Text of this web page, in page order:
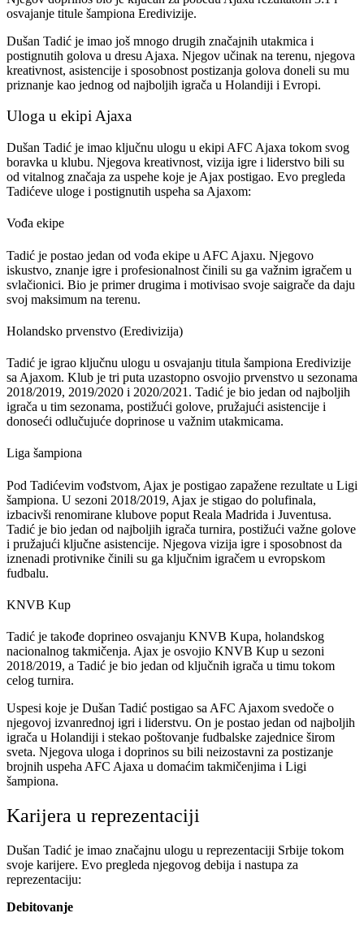
osvajanje titule šampiona Eredivizije.
Dušan Tadić je imao još mnogo drugih značajnih utakmica i
postignutih golova u dresu Ajaxa. Njegov učinak na terenu, njegova
kreativnost, asistencije i sposobnost postizanja golova doneli su mu
priznanje kao jednog od najboljih igrača u Holandiji i Evropi.
Uloga u ekipi Ajaxa
Dušan Tadić je imao ključnu ulogu u ekipi AFC Ajaxa tokom svog
boravka u klubu. Njegova kreativnost, vizija igre i liderstvo bili su
od vitalnog značaja za uspehe koje je Ajax postigao. Evo pregleda
Tadićeve uloge i postignutih uspeha sa Ajaxom:
Vođa ekipe
Tadić je postao jedan od vođa ekipe u AFC Ajaxu. Njegovo
iskustvo, znanje igre i profesionalnost činili su ga važnim igračem u
svlačionici. Bio je primer drugima i motivisao svoje saigrače da daju
svoj maksimum na terenu.
Holandsko prvenstvo (Eredivizija)
Tadić je igrao ključnu ulogu u osvajanju titula šampiona Eredivizije
sa Ajaxom. Klub je tri puta uzastopno osvojio prvenstvo u sezonama
2018/2019, 2019/2020 i 2020/2021. Tadić je bio jedan od najboljih
igrača u tim sezonama, postižući golove, pružajući asistencije i
donoseći odlučujuće doprinose u važnim utakmicama.
Liga šampiona
Pod Tadićevim vođstvom, Ajax je postigao zapažene rezultate u Ligi
šampiona. U sezoni 2018/2019, Ajax je stigao do polufinala,
izbacivši renomirane klubove poput Reala Madrida i Juventusa.
Tadić je bio jedan od najboljih igrača turnira, postižući važne golove
i pružajući ključne asistencije. Njegova vizija igre i sposobnost da
iznenadi protivnike činili su ga ključnim igračem u evropskom
fudbalu.
KNVB Kup
Tadić je takođe doprineo osvajanju KNVB Kupa, holandskog
nacionalnog takmičenja. Ajax je osvojio KNVB Kup u sezoni
2018/2019, a Tadić je bio jedan od ključnih igrača u timu tokom
celog turnira.
Uspesi koje je Dušan Tadić postigao sa AFC Ajaxom svedoče o
njegovoj izvanrednoj igri i liderstvu. On je postao jedan od najboljih
igrača u Holandiji i stekao poštovanje fudbalske zajednice širom
sveta. Njegova uloga i doprinos su bili neizostavni za postizanje
brojnih uspeha AFC Ajaxa u domaćim takmičenjima i Ligi
šampiona.
Karijera u reprezentaciji
Dušan Tadić je imao značajnu ulogu u reprezentaciji Srbije tokom
svoje karijere. Evo pregleda njegovog debija i nastupa za
reprezentaciju:
Debitovanje